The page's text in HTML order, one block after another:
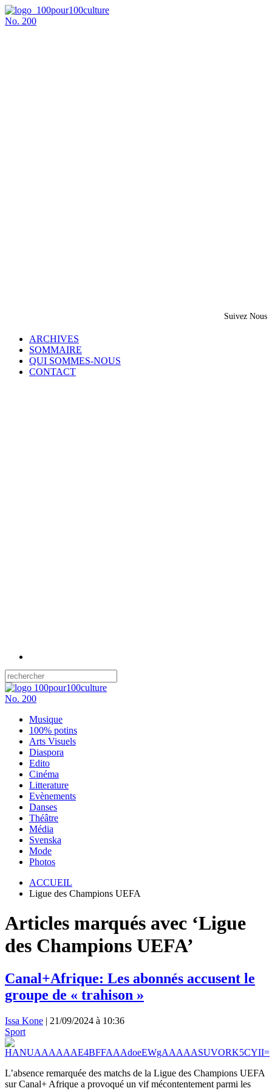
No. 200
Suivez Nous
ARCHIVES
SOMMAIRE
QUI SOMMES-NOUS
CONTACT
No. 200
Musique
100% potins
Arts Visuels
Diaspora
Edito
Cinéma
Litterature
Evènements
Danses
Théâtre
Média
Svenska
Mode
Photos
ACCUEIL
Ligue des Champions UEFA
Articles marqués avec ‘Ligue
des Champions UEFA’
Canal+Afrique: Les abonnés accusent le
groupe de « trahison »
Issa Kone | 21/09/2024 à 10:36
Sport
L’absence remarquée des matchs de la Ligue des Champions UEFA
sur Canal+ Afrique a provoqué un vif mécontentement parmi les